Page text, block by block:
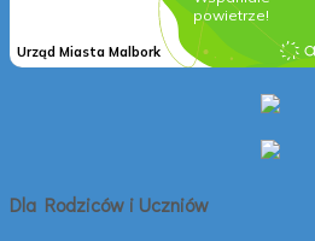
Dla Rodziców i Uczniów